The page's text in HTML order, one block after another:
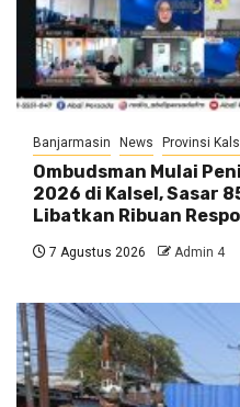
Banjarmasin News Provinsi
Ombudsman Mulai
2026 di Kalsel, Sasar
Libatkan Ribuan
7 Agustus 2026 Admin 4